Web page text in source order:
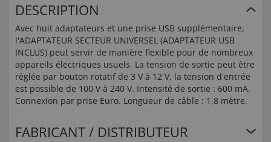
DESCRIPTION
Avec huit adaptateurs et une prise USB supplémentaire,
l'ADAPTATEUR SECTEUR UNIVERSEL (ADAPTATEUR USB
INCLUS) peut servir de manière flexible pour de nombreux
appareils électriques usuels. La tension de sortie peut être
réglée par bouton rotatif de 3 V à 12 V, la tension d'entrée
est possible de 100 V à 240 V. Intensité de sortie : 600 mA.
Connexion par prise Euro. Longueur de câble : 1,8 mètre.
FABRICANT / DISTRIBUTEUR